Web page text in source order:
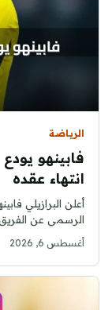
الرياضة
فابينهو
انتهاء عقده
أعلن البرازيلي
الرسمي عن الفريق
أغسطس 6, 2026